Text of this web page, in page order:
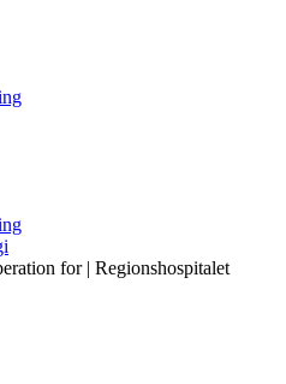
for | Regionshospitalet